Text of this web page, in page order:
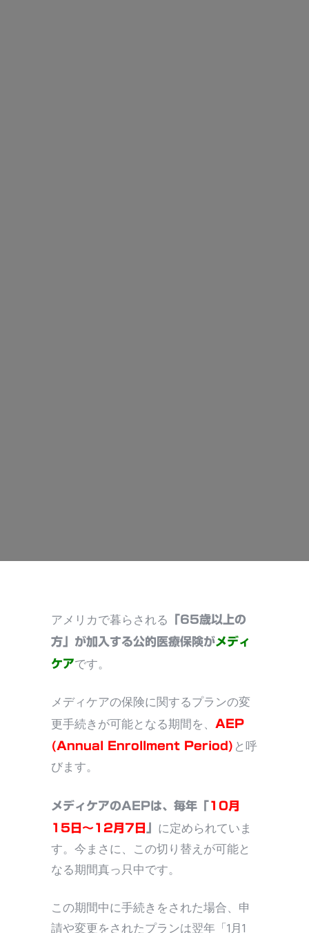
アメリカで暮らされる
「65歳以上の
方」が加入する公的医療保険がメディ
ケアです。
メディケアの保険に関するプランの変
更手続きが可能となる期間を、
AEP
(Annual Enrollment Period) と呼
びます。
メディケアのAEPは、毎年「10月
15日～12月7日
に定められていま
す。今まさに、この切り替えが可能と
なる期間真っ只中です。
この期間中に手続きをされた場合、申